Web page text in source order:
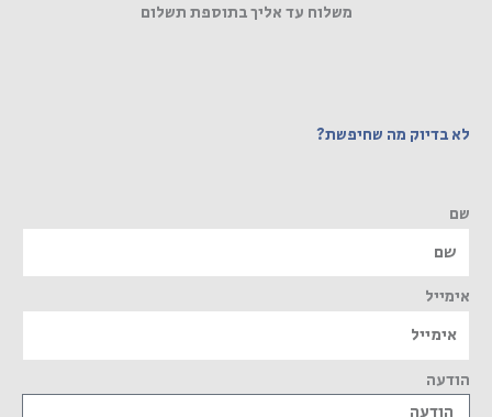
משלוח עד אליך בתוספת תשלום
לא בדיוק מה שחיפשת?
שם
אימייל
הודעה